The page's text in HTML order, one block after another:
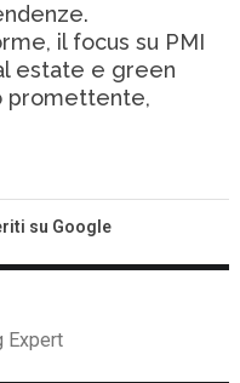
il focus su PMI
estate e green
promettente,
su Google
Expert